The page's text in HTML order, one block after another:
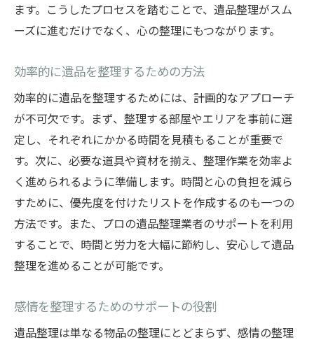
ます。こうしたプロセスを踏むことで、遺品整理がスム
ーズに進むだけでなく、心の整理にもつながります。
効率的に遺品を整理するための方法
効率的に遺品を整理するためには、計画的なアプローチ
が不可欠です。まず、整理する部屋やエリアを事前に選
定し、それぞれにかかる時間を見積もることが重要で
す。次に、必要な道具や資材を揃え、整理作業を効率よ
く進められるように準備します。時間と心の負担を減ら
すために、優先度を付けたリストを作成するのも一つの
方法です。また、プロの遺品整理業者のサポートを利用
することで、時間と労力を大幅に節約し、安心して遺品
整理を進めることが可能です。
感情を整理するためのサポートの役割
遺品整理は単なる物品の整理にとどまらず、感情の整理